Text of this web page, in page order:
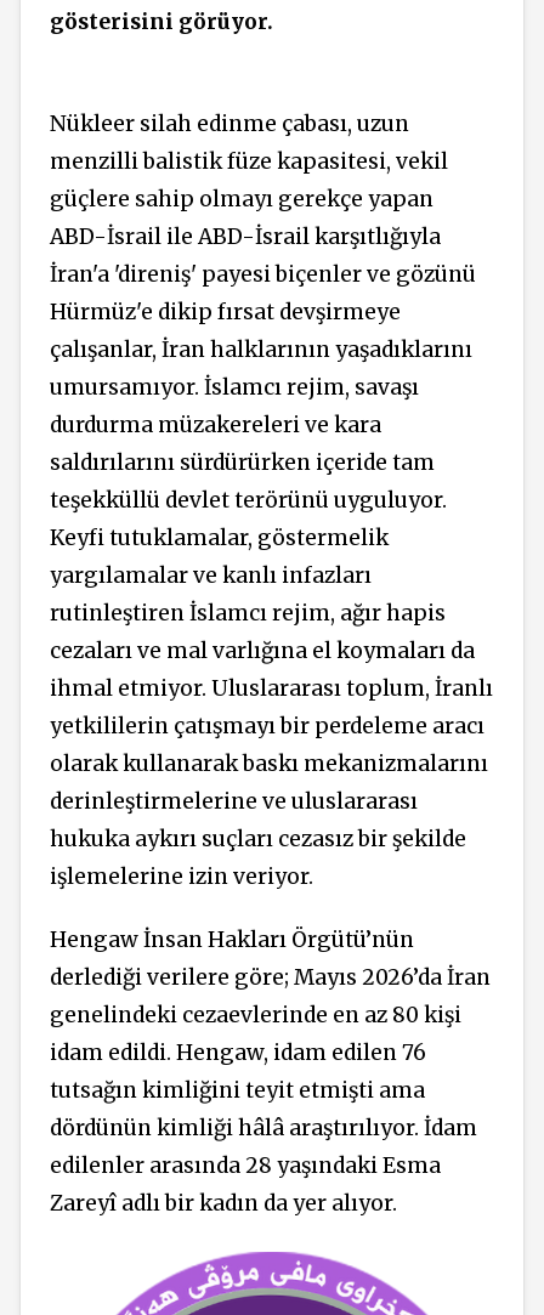
gösterisini görüyor.
Nükleer silah edinme çabası, uzun
menzilli balistik füze kapasitesi, vekil
güçlere sahip olmayı gerekçe yapan
ABD-İsrail ile ABD-İsrail karşıtlığıyla
İran'a 'direniş' payesi biçenler ve gözünü
Hürmüz'e dikip fırsat devşirmeye
çalışanlar, İran halklarının yaşadıklarını
umursamıyor. İslamcı rejim, savaşı
durdurma müzakereleri ve kara
saldırılarını sürdürürken içeride tam
teşekküllü devlet terörünü uyguluyor.
Keyfi tutuklamalar, göstermelik
yargılamalar ve kanlı infazları
rutinleştiren İslamcı rejim, ağır hapis
cezaları ve mal varlığına el koymaları da
ihmal etmiyor. Uluslararası toplum, İranlı
yetkililerin çatışmayı bir perdeleme aracı
olarak kullanarak baskı mekanizmalarını
derinleştirmelerine ve uluslararası
hukuka aykırı suçları cezasız bir şekilde
işlemelerine izin veriyor.
Hengaw İnsan Hakları Örgütü’nün
derlediği verilere göre; Mayıs 2026’da İran
genelindeki cezaevlerinde en az 80 kişi
idam edildi. Hengaw, idam edilen 76
tutsağın kimliğini teyit etmişti ama
dördünün kimliği hâlâ araştırılıyor. İdam
edilenler arasında 28 yaşındaki Esma
Zareyî adlı bir kadın da yer alıyor.